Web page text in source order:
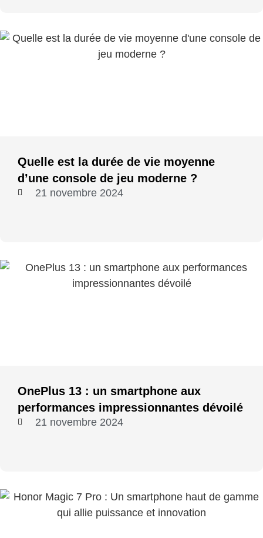
Quelle est la durée de vie moyenne
d’une console de jeu moderne ?
21 novembre 2024
OnePlus 13 : un smartphone aux
performances impressionnantes dévoilé
21 novembre 2024